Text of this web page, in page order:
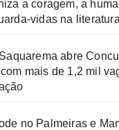
a coragem, a
vidas na
abre
mais de 1,2 mil
no Palmeiras e